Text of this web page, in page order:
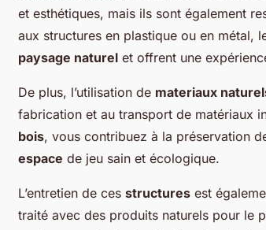
et esthétiques, mais ils sont également
aux structures en plastique ou en métal,
paysage naturel et offrent une
De plus, l’utilisation de materiaux
fabrication et au transport de matériaux
bois, vous contribuez à la préservation
espace de jeu sain et écologique.
L’entretien de ces structures est
traité avec des produits naturels pour le